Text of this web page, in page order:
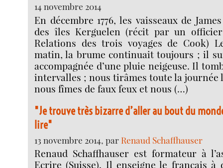
14 novembre 2014
En décembre 1776, les vaisseaux de
des îles Kerguelen (récit par un
Relations des trois voyages de Cook)
matin, la brume continuait toujours ; il
accompagnée d’une pluie neigeuse. Il
intervalles ; nous tirâmes toute la journée
nous fîmes de faux feux et nous (…)
"Je trouve très bizarre d’aller au bout du
lire"
13 novembre 2014, par Renaud Schaffhauser
Renaud Schaffhauser est formateur à
Ecrire (Suisse). Il enseigne le français à